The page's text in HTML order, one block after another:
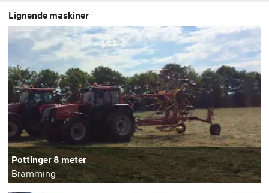
Lignende maskiner
Pottinger 8 meter
Bramming